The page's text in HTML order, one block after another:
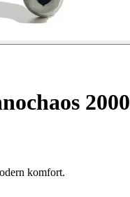
2000
komfort.